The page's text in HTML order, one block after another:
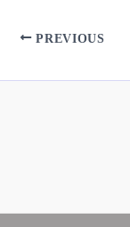
PREVIOUS